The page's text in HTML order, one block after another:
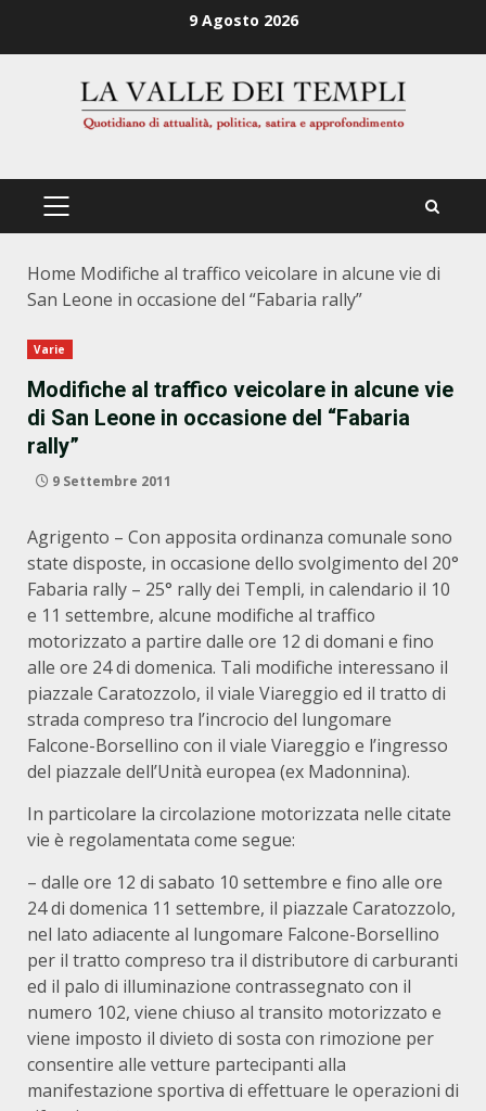
9 Agosto 2026
PRIMÄRES
Home Modifiche al traffico veicolare in alcune vie di
San Leone in occasione del “Fabaria rally”
Varie
Modifiche al traffico veicolare in alcune vie
di San Leone in occasione del “Fabaria
rally”
9 Settembre 2011
Agrigento – Con apposita ordinanza comunale sono
state disposte, in occasione dello svolgimento del 20°
Fabaria rally – 25° rally dei Templi, in calendario il 10
e 11 settembre, alcune modifiche al traffico
motorizzato a partire dalle ore 12 di domani e fino
alle ore 24 di domenica. Tali modifiche interessano il
piazzale Caratozzolo, il viale Viareggio ed il tratto di
strada compreso tra l’incrocio del lungomare
Falcone-Borsellino con il viale Viareggio e l’ingresso
del piazzale dell’Unità europea (ex Madonnina).
In particolare la circolazione motorizzata nelle citate
vie è regolamentata come segue:
– dalle ore 12 di sabato 10 settembre e fino alle ore
24 di domenica 11 settembre, il piazzale Caratozzolo,
nel lato adiacente al lungomare Falcone-Borsellino
per il tratto compreso tra il distributore di carburanti
ed il palo di illuminazione contrassegnato con il
numero 102, viene chiuso al transito motorizzato e
viene imposto il divieto di sosta con rimozione per
consentire alle vetture partecipanti alla
manifestazione sportiva di effettuare le operazioni di